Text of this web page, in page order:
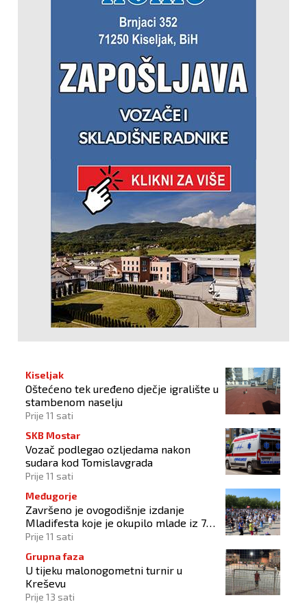
Kiseljak
Oštećeno tek uređeno dječje igralište u
stambenom naselju
Prije 11 sati
SKB Mostar
Vozač podlegao ozljedama nakon
sudara kod Tomislavgrada
Prije 11 sati
Međugorje
Završeno je ovogodišnje izdanje
Mladifesta koje je okupilo mlade iz 73
zemlje svijeta
Prije 11 sati
Grupna faza
U tijeku malonogometni turnir u
Kreševu
Prije 13 sati